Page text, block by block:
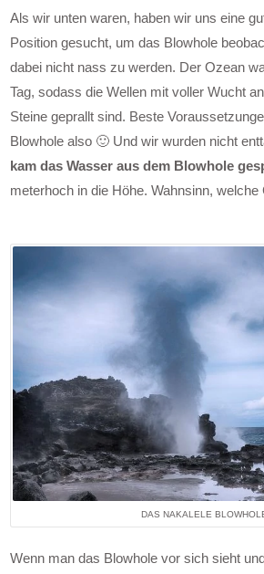
Als wir unten waren, haben wir uns eine
Position gesucht, um das Blowhole
dabei nicht nass zu werden. Der Ozean
Tag, sodass die Wellen mit voller Wucht
Steine geprallt sind. Beste
Blowhole also 🙂 Und wir wurden nicht
kam das Wasser aus dem Blowhole
meterhoch in die Höhe. Wahnsinn,
DAS NAKALELE
Wenn man das Blowhole vor sich sieht